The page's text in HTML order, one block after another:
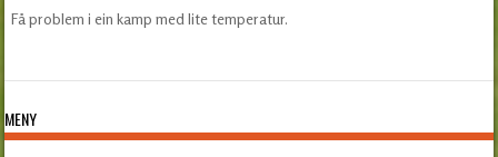
Få problem i ein kamp med lite temperatur.
MENY